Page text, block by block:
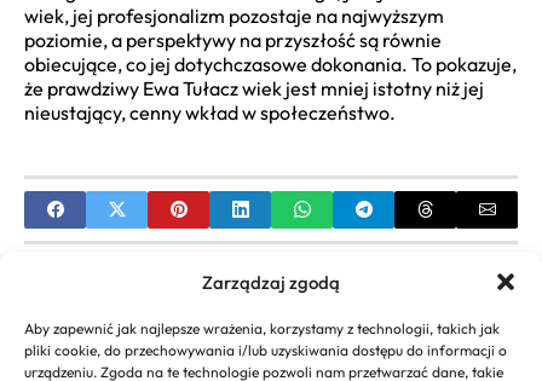
Zarządzaj zgodą
Aby zapewnić jak najlepsze wrażenia, korzystamy z technologii, takich jak
pliki cookie, do przechowywania i/lub uzyskiwania dostępu do informacji o
urządzeniu. Zgoda na te technologie pozwoli nam przetwarzać dane, takie
wiek, jej profesjonalizm pozostaje na najwyższym
poziomie, a perspektywy na przyszłość są równie
obiecujące, co jej dotychczasowe dokonania. To pokazuje,
że prawdziwy Ewa Tułacz wiek jest mniej istotny niż jej
nieustający, cenny wkład w społeczeństwo.
Piotr Rogucki wiek: Ile Lat Ma i Kiedy Się Urodził?
Biografia